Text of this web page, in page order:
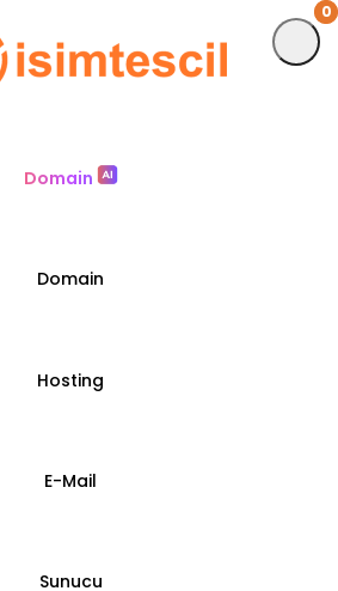
0
Domain
Domain
Hosting
E-Mail
Sunucu
0